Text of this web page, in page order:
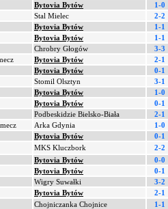
Bytovia Bytów
1-0
Stal Mielec
2-2
Bytovia Bytów
1-1
Bytovia Bytów
1-1
Chrobry Głogów
3-3
Bytovia Bytów
2-1
Bytovia Bytów
0-1
Stomil Olsztyn
3-1
Bytovia Bytów
1-0
Bytovia Bytów
0-1
Podbeskidzie Bielsko-Biała
2-1
Arka Gdynia
1-0
Bytovia Bytów
0-1
MKS Kluczbork
2-2
Bytovia Bytów
0-0
Bytovia Bytów
0-1
Wigry Suwałki
3-2
Bytovia Bytów
2-1
Chojniczanka Chojnice
1-1